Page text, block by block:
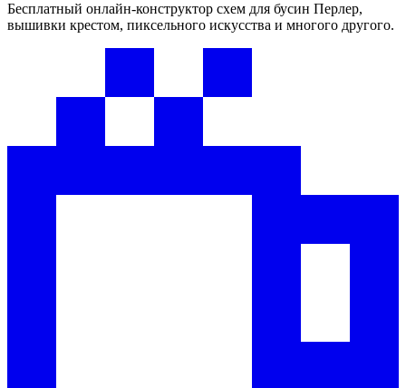
Бесплатный онлайн-конструктор схем для бусин Перлер,
вышивки крестом, пиксельного искусства и многого другого.